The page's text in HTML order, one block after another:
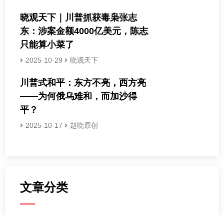
晓观天下｜川普抓获毒枭张志
东：涉案金额4000亿美元，陈志
只能算小菜了
2025-10-29 晓观天下
川普式和平：东方不亮，西方亮
——为何俄乌难和，而加沙得
平？
2025-10-17 赵晓原创
文章分类